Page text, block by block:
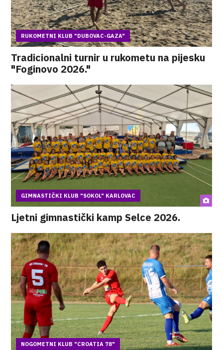
RUKOMETNI KLUB "DUBOVAC-GAZA"
Tradicionalni turnir u rukometu na pijesku
"Foginovo 2026."
GIMNASTIČKI KLUB "SOKOL" KARLOVAC
Ljetni gimnastički kamp Selce 2026.
NOGOMETNI KLUB "CROATIA 78"